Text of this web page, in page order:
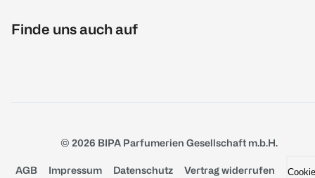
Finde uns auch auf
© 2026 BIPA Parfumerien Gesellschaft m.b.H.
AGB Impressum Datenschutz Vertrag widerrufen